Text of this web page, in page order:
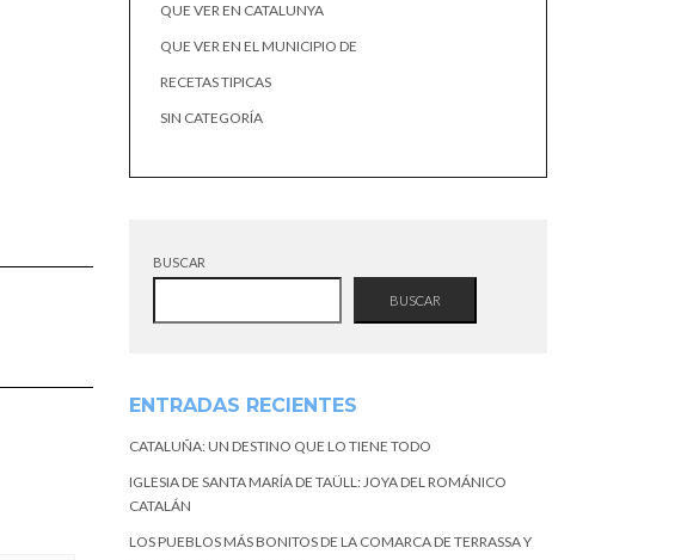
QUE VER EN CATALUNYA
QUE VER EN EL MUNICIPIO DE
RECETAS TIPICAS
SIN CATEGORÍA
BUSCAR
BUSCAR
ENTRADAS RECIENTES
CATALUÑA: UN DESTINO QUE LO TIENE TODO
IGLESIA DE SANTA MARÍA DE TAÜLL: JOYA DEL ROMÁNICO
CATALÁN
LOS PUEBLOS MÁS BONITOS DE LA COMARCA DE TERRASSA Y